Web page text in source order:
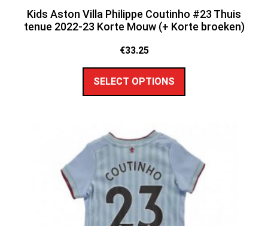
Kids Aston Villa Philippe Coutinho #23 Thuis
tenue 2022-23 Korte Mouw (+ Korte broeken)
€33.25
SELECT OPTIONS